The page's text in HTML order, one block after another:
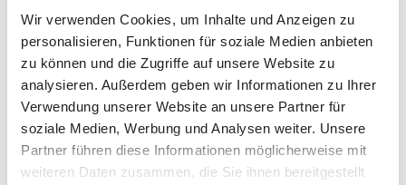
Wir verwenden Cookies, um Inhalte und Anzeigen zu
personalisieren, Funktionen für soziale Medien anbieten
zu können und die Zugriffe auf unsere Website zu
analysieren. Außerdem geben wir Informationen zu Ihrer
Verwendung unserer Website an unsere Partner für
soziale Medien, Werbung und Analysen weiter. Unsere
Partner führen diese Informationen möglicherweise mit
weiteren Daten zusammen, die Sie ihnen bereitgestellt
Klimaautomatik
Sitzheizung Fahrerhaus
Küche
Kompressor-Kühlschrank